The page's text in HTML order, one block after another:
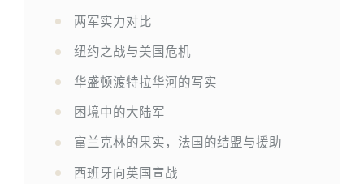
两军实力对比
纽约之战与美国危机
华盛顿渡特拉华河的写实
困境中的大陆军
富兰克林的果实，法国的结盟与援助
西班牙向英国宣战